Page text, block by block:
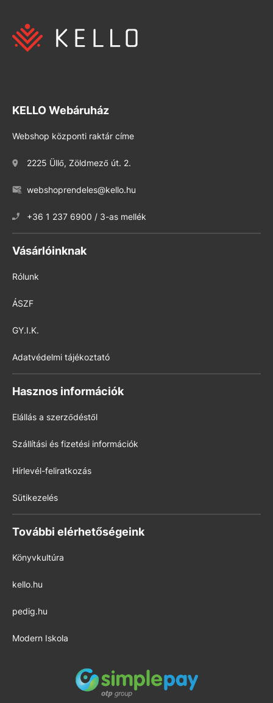
KELLO Webáruház
Webshop központi raktár címe
2225 Üllő, Zöldmező út. 2.
webshoprendeles@kello.hu
+36 1 237 6900 / 3-as mellék
Vásárlóinknak
Rólunk
ÁSZF
GY.I.K.
Adatvédelmi tájékoztató
Hasznos információk
Elállás a szerződéstől
Szállítási és fizetési információk
Hírlevél-feliratkozás
Sütikezelés
További elérhetőségeink
Könyvkultúra
kello.hu
pedig.hu
Modern Iskola